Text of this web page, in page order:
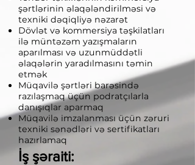
şərtlərinin əlaqələndirilməsi və
texniki dəqiqliyə nəzarət
Dövlət və kommersiya təşkilatları
ilə müntəzəm yazışmaların
aparılması və uzunmüddətli
əlaqələrin yaradılmasını təmin
etmək
Müqavilə şərtləri barəsində
razılaşmaq üçün podratçılarla
danışıqlar aparmaq
Müqavilə imzalanması üçün zəruri
texniki sənədləri və sertifikatları
hazırlamaq
İş şəraiti: